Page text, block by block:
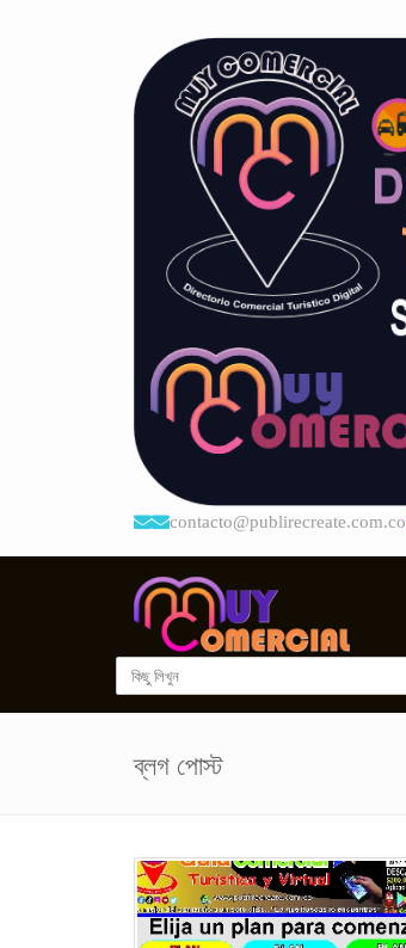
contacto@publirecreate.com.co
ব্লগ পোস্ট